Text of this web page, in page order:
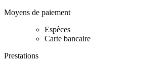
Moyens de paiement
Espèces
Carte bancaire
Prestations